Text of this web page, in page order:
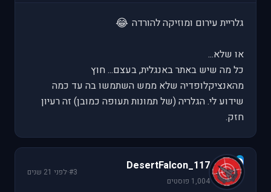
גלריית עירום ומוזיקה להורדה 😂
או שלא...
כל מה שיש באתר באנגלית, בעצם... חוץ
מהאנציקלופדיה שלא ממש השתמשו בה עד כמה
שידוע לי. הגלריה (של תמונות תעופה כמובן) זה רעיון
חזק.
D
DesertFalcon_117
1,004 פוסטים
#3
·לפני 21 שנים